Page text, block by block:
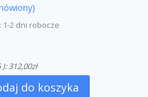
1-2 dni robocze
):312,00zł
do koszyka